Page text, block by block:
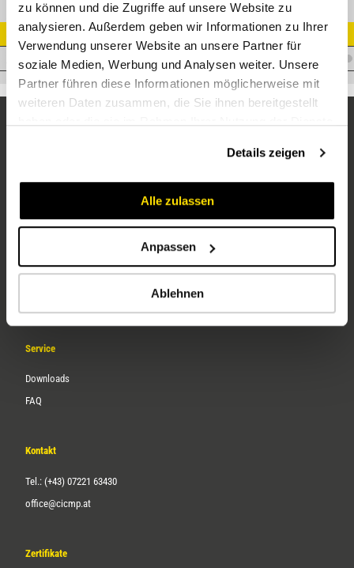
zu können und die Zugriffe auf unsere Website zu
analysieren. Außerdem geben wir Informationen zu Ihrer
Verwendung unserer Website an unsere Partner für
soziale Medien, Werbung und Analysen weiter. Unsere
Partner führen diese Informationen möglicherweise mit
weiteren Daten zusammen, die Sie ihnen bereitgestellt
Details zeigen
Alle zulassen
Anpassen
Ablehnen
Artikel Nr.
I.T06EFR10L45
Über uns
Service
Downloads
FAQ
Kontakt
Tel.: (+43) 07221 63430
office@cicmp.at
Zertifikate